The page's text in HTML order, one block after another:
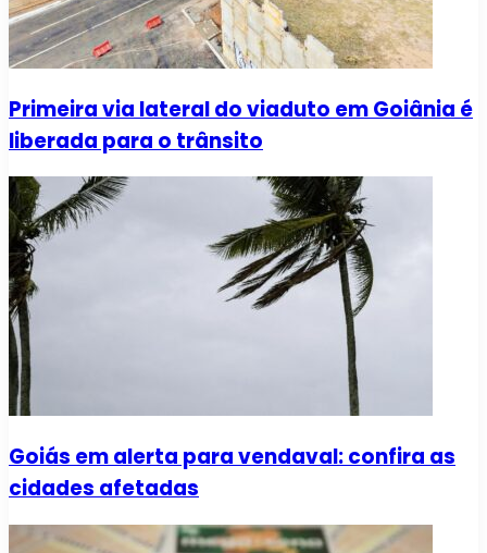
Primeira via lateral do viaduto em Goiânia é
liberada para o trânsito
Goiás em alerta para vendaval: confira as
cidades afetadas